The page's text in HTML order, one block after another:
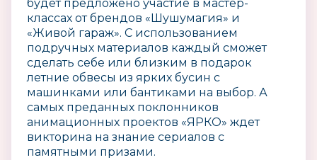
будет предложено участие в мастер-
классах от брендов «Шушумагия» и
«Живой гараж». С использованием
подручных материалов каждый сможет
сделать себе или близким в подарок
летние обвесы из ярких бусин с
машинками или бантиками на выбор. А
самых преданных поклонников
анимационных проектов «ЯРКО» ждет
викторина на знание сериалов с
памятными призами.